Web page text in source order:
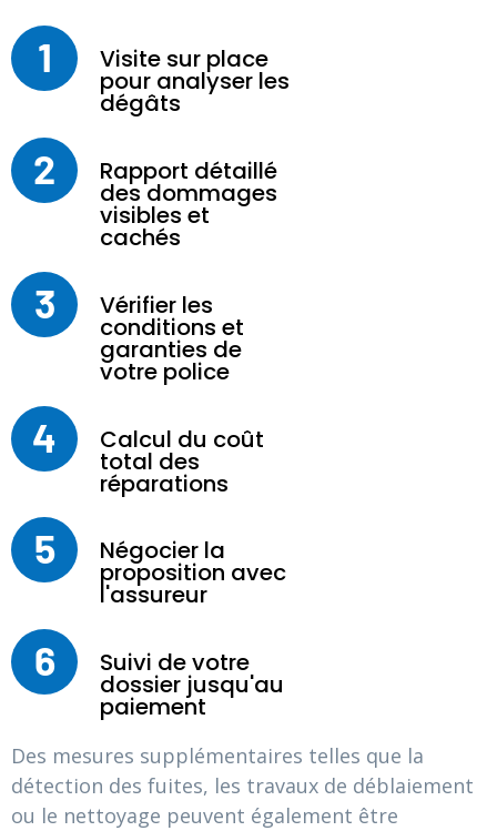
1 Visite sur place
pour analyser les
dégâts
2 Rapport détaillé
des dommages
visibles et
cachés
3 Vérifier les
conditions et
garanties de
votre police
4 Calcul du coût
total des
réparations
5 Négocier la
proposition avec
l'assureur
6 Suivi de votre
dossier jusqu'au
paiement
Des mesures supplémentaires telles que la
détection des fuites, les travaux de déblaiement
ou le nettoyage peuvent également être